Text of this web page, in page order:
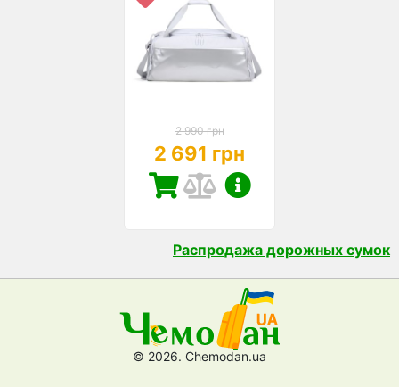
2 990 грн
2 691 грн
Распродажа дорожных сумок
© 2026. Chemodan.ua